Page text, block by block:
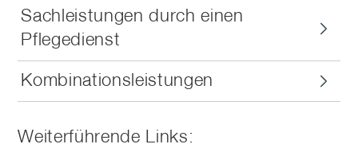
Sachleistungen durch einen
Pflegedienst
Kombinationsleistungen
Weiterführende Links: